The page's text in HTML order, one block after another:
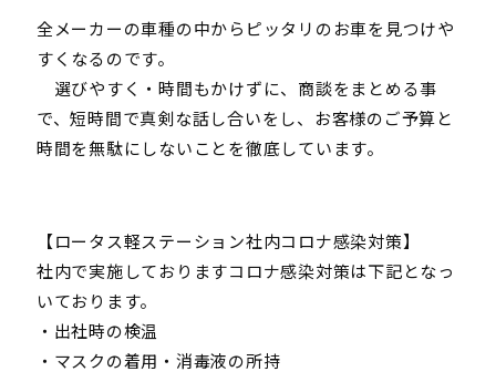
全メーカーの車種の中からピッタリのお車を見つけや
すくなるのです。
選びやすく・時間もかけずに、商談をまとめる事
で、短時間で真剣な話し合いをし、お客様のご予算と
時間を無駄にしないことを徹底しています。
【ロータス軽ステーション社内コロナ感染対策】
社内で実施しておりますコロナ感染対策は下記となっ
いております。
・出社時の検温
・マスクの着用・消毒液の所持